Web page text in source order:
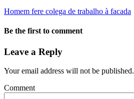
Homem fere colega de trabalho à facada
Be the first to comment
Leave a Reply
Your email address will not be published.
Comment